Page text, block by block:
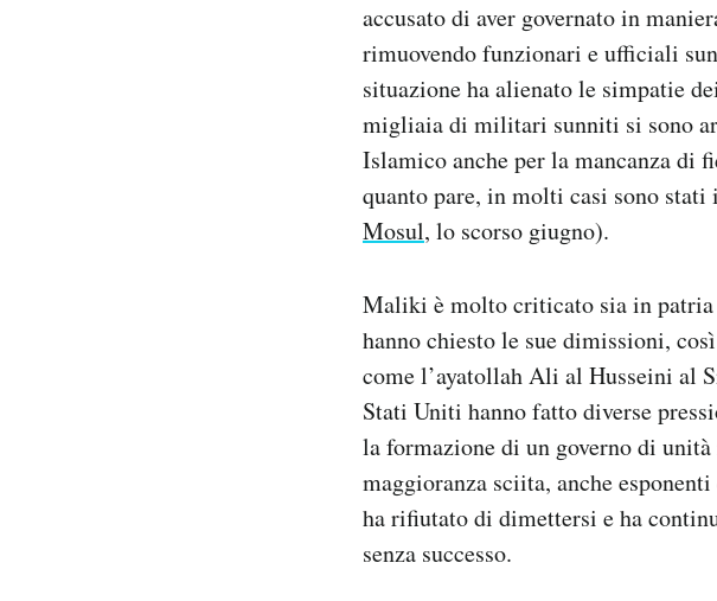
accusato di aver governato in
rimuovendo funzionari e ufficiali
situazione ha alienato le simpatie
migliaia di militari sunniti si sono
Islamico anche per la mancanza
quanto pare, in molti casi sono
Mosul, lo scorso giugno).
Maliki è molto criticato sia in patria
hanno chiesto le sue dimissioni,
come l’ayatollah Ali al Husseini al
Stati Uniti hanno fatto diverse
la formazione di un governo di
maggioranza sciita, anche
ha rifiutato di dimettersi e ha
senza successo.